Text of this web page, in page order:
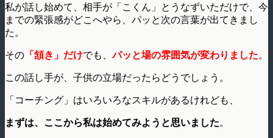
私が話し始めて、相手が「こくん」とうなずいただけで、今
までの緊張感がどこへやら、パッと次の言葉が出てきまし
た。
その 「頷き」だけでも、パッと場の雰囲気が変わりました。
この話し手が、子供の立場だったらどうでしょう。
「コーチング」はいろいろなスキルがあるけれども、
まずは、ここから私は始めてみようと思いました。